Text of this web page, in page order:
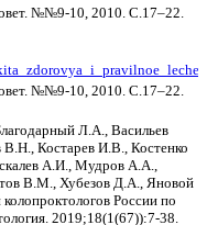
№№9-10, 2010. С.17–22.
№№9-10, 2010. С.17–22.
Л.А., Васильев
Костарев И.В., Костенко
А.И., Мудров А.А.,
В.М., Хубезов Д.А., Яновой
России по
2019;18(1(67)):7-38.